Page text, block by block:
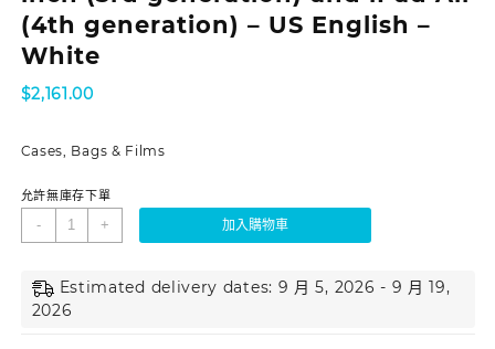
(4th generation) – US English –
White
$2,161.00
Cases, Bags & Films
允許無庫存下單
- + 加入購物車
Estimated delivery dates: 9 月 5, 2026 - 9 月 19,
2026